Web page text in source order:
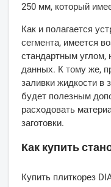
250 мм, который
Как и полагается
сегмента, имеется
стандартным углом,
данных. К тому же,
заливки жидкости в
будет полезным
расходовать
заготовки.
Как купить
Купить плиткорез